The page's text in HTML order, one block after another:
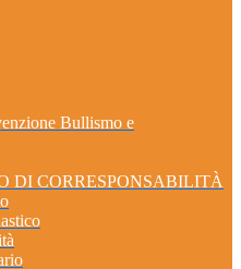
Bullismo e
DI CORRESPONSABILITÀ